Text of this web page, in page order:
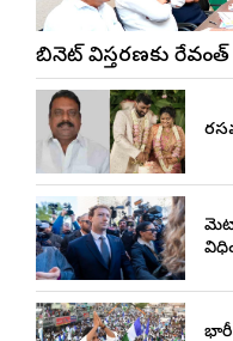
కేబినెట్ విస్తరణకు రేవంత్
భారీ